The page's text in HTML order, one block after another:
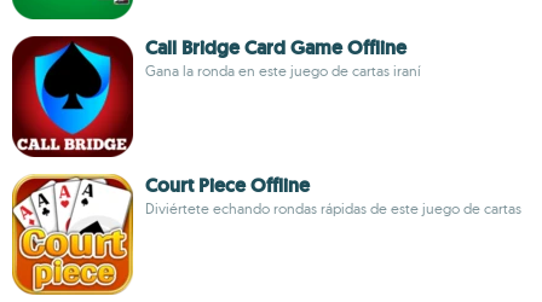
Call Bridge Card Game Offline
Gana la ronda en este juego de cartas iraní
Court Piece Offline
Diviértete echando rondas rápidas de este juego de cartas